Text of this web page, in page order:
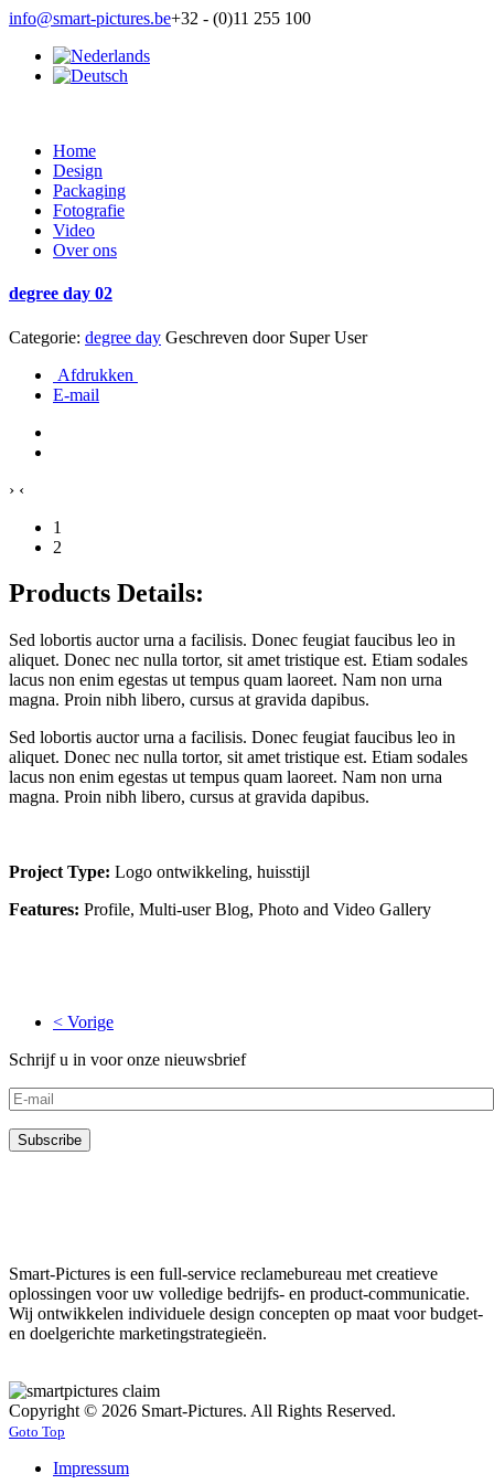
info@smart-pictures.be+32 - (0)11 255 100
Home
Design
Packaging
Fotografie
Video
Over ons
degree day 02
Categorie: degree day Geschreven door Super User
Afdrukken
E-mail
› ‹
1
2
Products Details:
Sed lobortis auctor urna a facilisis. Donec feugiat faucibus leo in
aliquet. Donec nec nulla tortor, sit amet tristique est. Etiam sodales
lacus non enim egestas ut tempus quam laoreet. Nam non urna
magna. Proin nibh libero, cursus at gravida dapibus.
Sed lobortis auctor urna a facilisis. Donec feugiat faucibus leo in
aliquet. Donec nec nulla tortor, sit amet tristique est. Etiam sodales
lacus non enim egestas ut tempus quam laoreet. Nam non urna
magna. Proin nibh libero, cursus at gravida dapibus.
Project Type: Logo ontwikkeling, huisstijl
Features: Profile, Multi-user Blog, Photo and Video Gallery
< Vorige
Schrijf u in voor onze nieuwsbrief
Smart-Pictures is een full-service reclamebureau met creatieve
oplossingen voor uw volledige bedrijfs- en product-communicatie.
Wij ontwikkelen individuele design concepten op maat voor budget-
en doelgerichte marketingstrategieën.
Copyright © 2026 Smart-Pictures. All Rights Reserved.
Goto Top
Impressum